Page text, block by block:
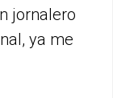
jornalero
ya me